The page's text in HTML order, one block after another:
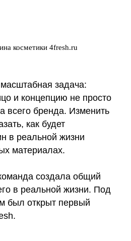
косметики 4fresh.ru
задача:
и концепцию не просто
всего бренда. Изменить
как будет
в реальной жизни
материалах.
создала общий
в реальной жизни. Под
был открыт первый